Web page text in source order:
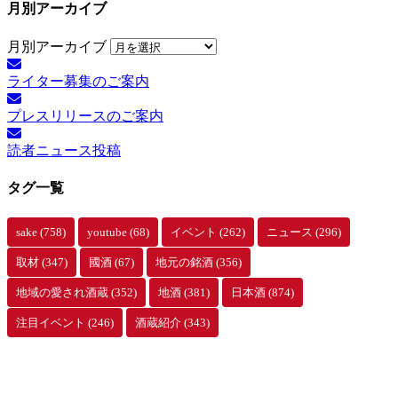
月別アーカイブ
月別アーカイブ
ライター募集のご案内
プレスリリースのご案内
読者ニュース投稿
タグ一覧
sake (758) youtube (68) イベント (262) ニュース (296)
取材 (347) 國酒 (67) 地元の銘酒 (356)
地域の愛され酒蔵 (352) 地酒 (381) 日本酒 (874)
注目イベント (246) 酒蔵紹介 (343)